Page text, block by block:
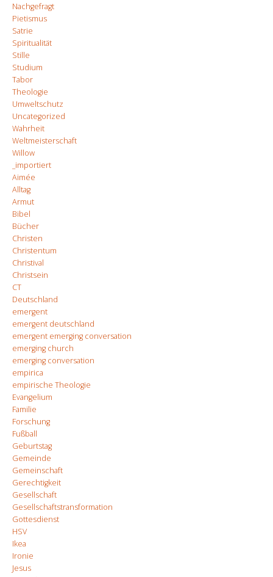
Nachgefragt
Pietismus
Satrie
Spiritualität
Stille
Studium
Tabor
Theologie
Umweltschutz
Uncategorized
Wahrheit
Weltmeisterschaft
Willow
_importiert
Aimée
Alltag
Armut
Bibel
Bücher
Christen
Christentum
Christival
Christsein
CT
Deutschland
emergent
emergent deutschland
emergent emerging conversation
emerging church
emerging conversation
empirica
empirische Theologie
Evangelium
Familie
Forschung
Fußball
Geburtstag
Gemeinde
Gemeinschaft
Gerechtigkeit
Gesellschaft
Gesellschaftstransformation
Gottesdienst
HSV
Ikea
Ironie
Jesus